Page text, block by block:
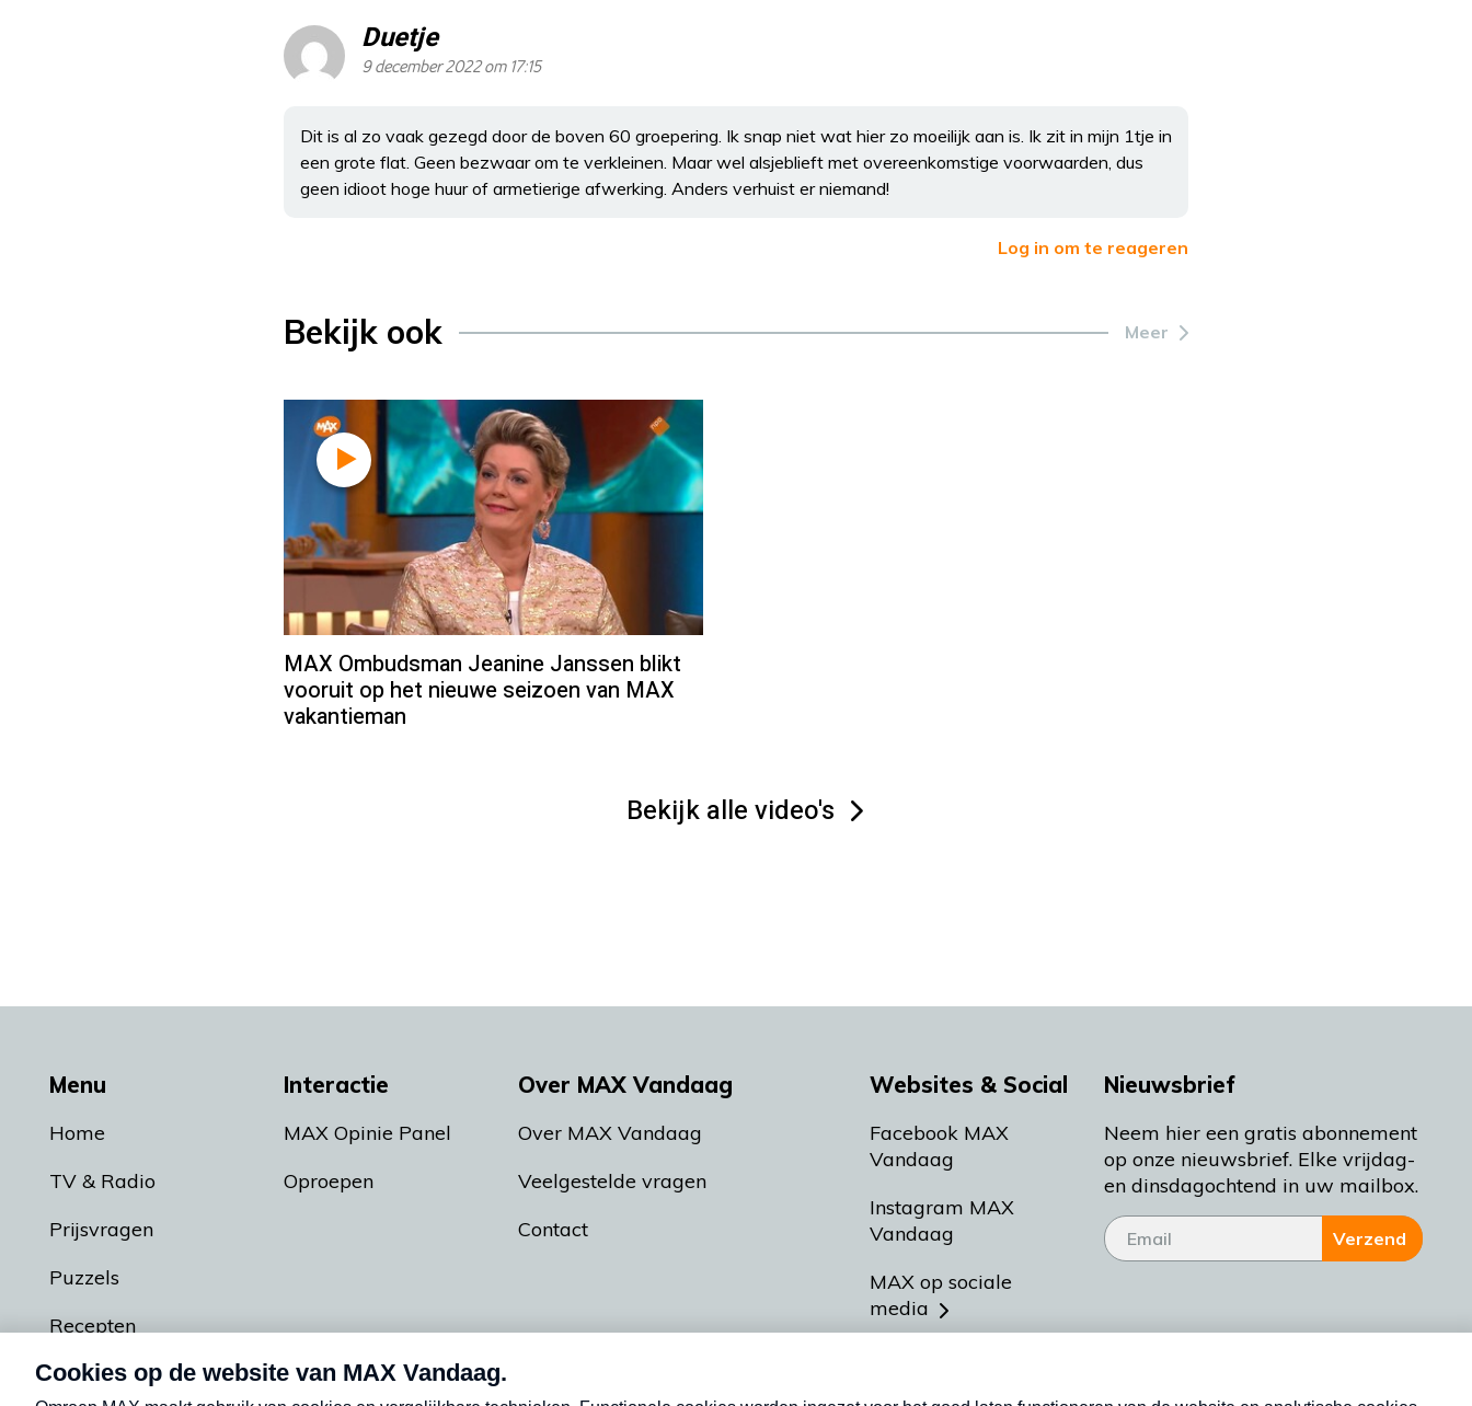
Duetje
9 december 2022 om 17:15
Dit is al zo vaak gezegd door de boven 60 groepering. Ik snap niet wat hier zo moeilijk aan is. Ik zit in mijn 1tje in
een grote flat. Geen bezwaar om te verkleinen. Maar wel alsjeblieft met overeenkomstige voorwaarden, dus
geen idioot hoge huur of armetierige afwerking. Anders verhuist er niemand!
Log in om te reageren
Bekijk ook Meer
MAX Ombudsman Jeanine Janssen blikt
vooruit op het nieuwe seizoen van MAX
vakantieman
Bekijk alle video's
Menu
Home
TV & Radio
Prijsvragen
Puzzels
Recepten
Podcasts
Interactie
MAX Opinie Panel
Oproepen
Over MAX Vandaag
Over MAX Vandaag
Veelgestelde vragen
Contact
Websites & Social
Facebook MAX
Vandaag
Instagram MAX
Vandaag
MAX op sociale
media
Nieuwsbrief
Neem hier een gratis abonnement
op onze nieuwsbrief. Elke vrijdag-
en dinsdagochtend in uw mailbox.
Verzend